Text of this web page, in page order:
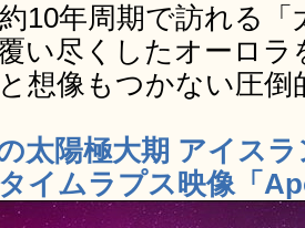
10年周期で訪れる
い尽くしたオーロ
想像もつかない圧倒
太陽極大期 アイス
イムラプス映像「